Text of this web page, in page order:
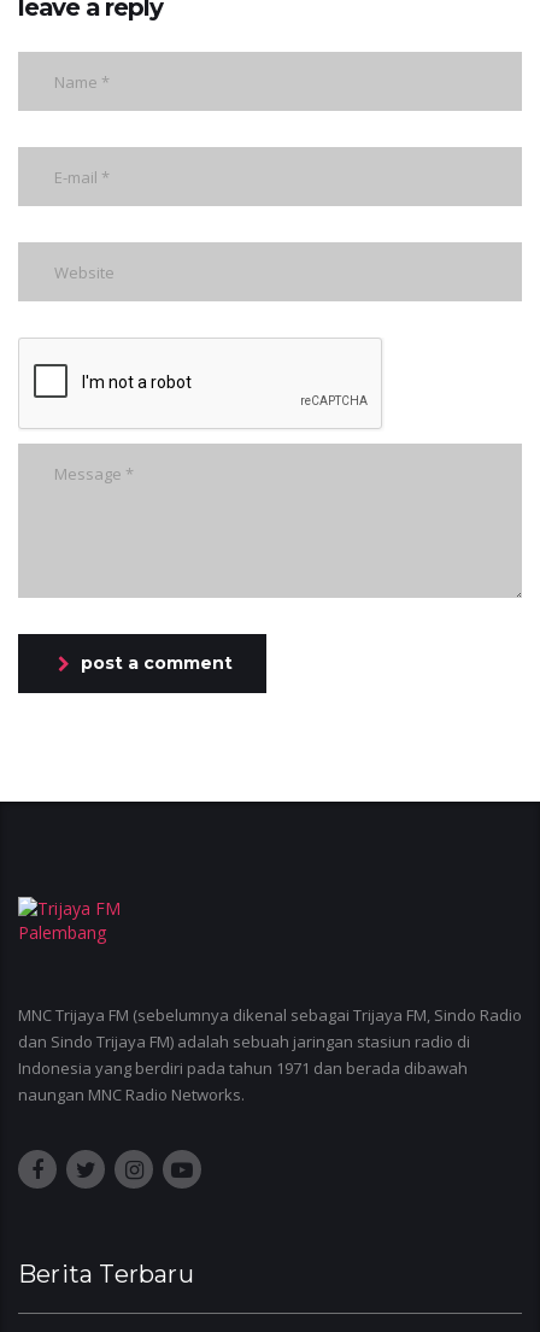
leave a reply
post a comment
MNC Trijaya FM (sebelumnya dikenal sebagai Trijaya FM, Sindo Radio
dan Sindo Trijaya FM) adalah sebuah jaringan stasiun radio di
Indonesia yang berdiri pada tahun 1971 dan berada dibawah
naungan MNC Radio Networks.
Berita Terbaru